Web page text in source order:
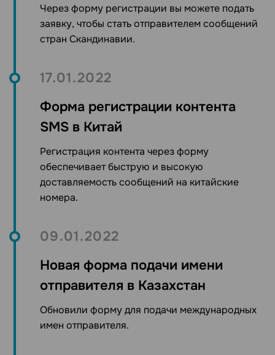
Через форму регистрации вы можете подать
заявку, чтобы стать отправителем сообщений
стран Скандинавии.
17.01.2022
Форма регистрации контента
SMS в Китай
Регистрация контента через форму
обеспечивает быструю и высокую
доставляемость сообщений на китайские
номера.
09.01.2022
Новая форма подачи имени
отправителя в Казахстан
Обновили форму для подачи международных
имен отправителя.